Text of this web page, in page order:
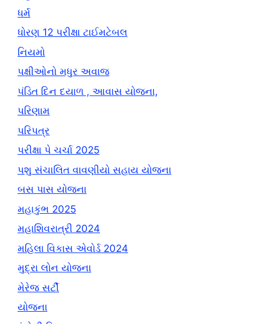
ધર્મ
ધોરણ 12 પરીક્ષા ટાઈમટેબલ
નિયમો
પક્ષીઓનો મધુર અવાજ
પંડિત દિન દયાળ , આવાસ યોજના,
પરિણામ
પરિપત્ર
પરીક્ષા પે ચર્ચા 2025
પશુ સંચાલિત વાવણીયો સહાય યોજના
બસ પાસ યોજના
મહાકુંભ 2025
મહાશિવરાત્રી 2024
મહિલા વિકાસ એવોર્ડ 2024
મુદ્રા લોન યોજના
મેરેજ સર્ટી
યોજના